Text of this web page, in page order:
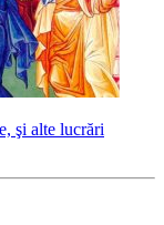
şi alte lucrări